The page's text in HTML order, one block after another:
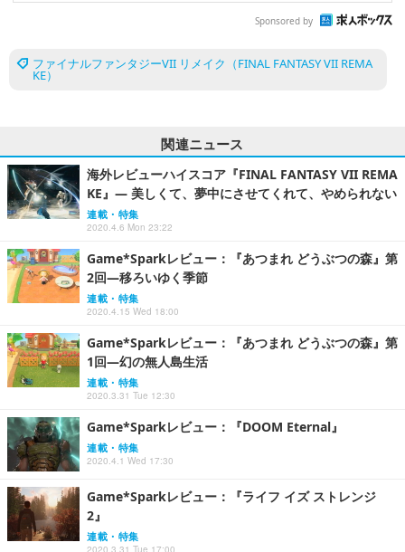
Sponsored by
ファイナルファンタジーVII リメイク（FINAL FANTASY VII REMA
KE）
関連ニュース
海外レビューハイスコア『FINAL FANTASY VII REMA
KE』― 美しくて、夢中にさせてくれて、やめられない
連載・特集
2020.4.6 Mon 23:22
Game*Sparkレビュー：『あつまれ どうぶつの森』第
2回―移ろいゆく季節
連載・特集
2020.4.15 Wed 18:00
Game*Sparkレビュー：『あつまれ どうぶつの森』第
1回―幻の無人島生活
連載・特集
2020.3.31 Tue 12:30
Game*Sparkレビュー：『DOOM Eternal』
連載・特集
2020.4.1 Wed 17:30
Game*Sparkレビュー：『ライフ イズ ストレンジ
2』
連載・特集
2020.3.31 Tue 17:00